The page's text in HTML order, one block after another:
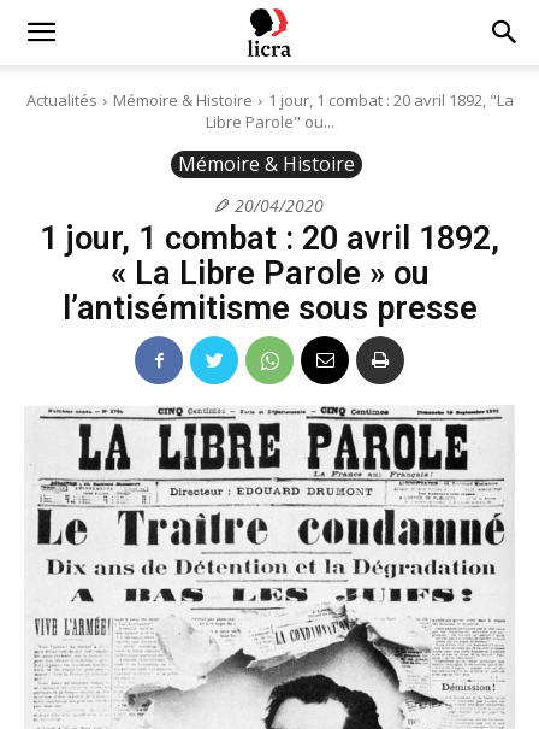
Licra
Antiraciste
Actualités Mémoire & Histoire
1 jour, 1 combat : 20 avril 1892, "La
Libre Parole" ou...
Mémoire & Histoire
20/04/2020
1 jour, 1 combat : 20 avril 1892,
« La Libre Parole » ou
l’antisémitisme sous presse